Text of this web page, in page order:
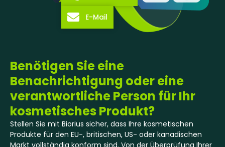
Benötigen Sie eine
Benachrichtigung oder eine
verantwortliche Person für Ihr
kosmetisches Produkt?
Stellen Sie mit Biorius sicher, dass Ihre kosmetischen
Produkte für den EU-, britischen, US- oder kanadischen
E-Mail